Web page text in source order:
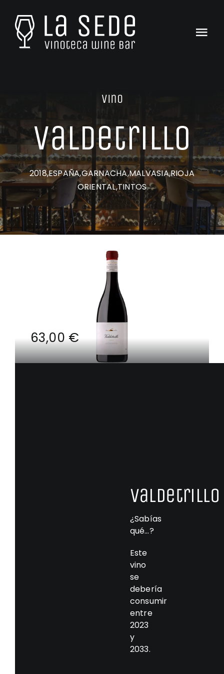
contenido
Tienda
Catas & Eventos
Club La SEDe
El Equipo
Contacto
Vino
Valdetrillo
2018,ESPAÑA,GARNACHA,MALVASIA,RIOJA
ORIENTAL,TINTOS
63,00€
Valdetrillo
¿Sabías
qué…?
Este
vino
se
debería
consumir
entre
2023
y
2033.